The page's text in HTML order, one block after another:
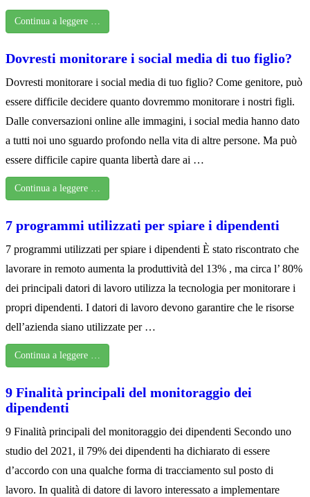
Continua a leggere …
Dovresti monitorare i social media di tuo figlio?
Dovresti monitorare i social media di tuo figlio? Come genitore, può
essere difficile decidere quanto dovremmo monitorare i nostri figli.
Dalle conversazioni online alle immagini, i social media hanno dato
a tutti noi uno sguardo profondo nella vita di altre persone. Ma può
essere difficile capire quanta libertà dare ai …
Continua a leggere …
7 programmi utilizzati per spiare i dipendenti
7 programmi utilizzati per spiare i dipendenti È stato riscontrato che
lavorare in remoto aumenta la produttività del 13% , ma circa l’ 80%
dei principali datori di lavoro utilizza la tecnologia per monitorare i
propri dipendenti. I datori di lavoro devono garantire che le risorse
dell’azienda siano utilizzate per …
Continua a leggere …
9 Finalità principali del monitoraggio dei
dipendenti
9 Finalità principali del monitoraggio dei dipendenti Secondo uno
studio del 2021, il 79% dei dipendenti ha dichiarato di essere
d’accordo con una qualche forma di tracciamento sul posto di
lavoro. In qualità di datore di lavoro interessato a implementare